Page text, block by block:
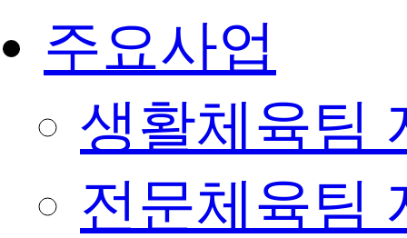
주요사업
생활체육팀
전문체육팀